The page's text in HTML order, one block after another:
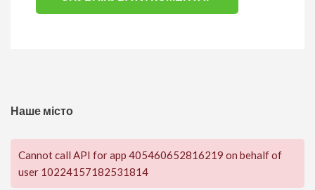
Наше місто
Cannot call API for app 405460652816219 on behalf of
user 10224157182531814